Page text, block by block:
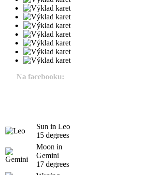
Na facebooku:
Sun in Leo
15 degrees
Moon in
Gemini
17 degrees